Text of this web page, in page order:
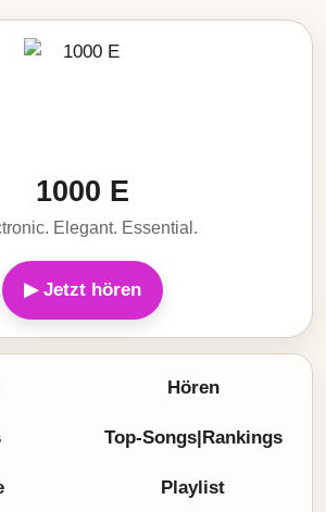
1000 E
Elegant. Essential.
▶ Jetzt hören
Hören
Top-Songs|Rankings
Playlist